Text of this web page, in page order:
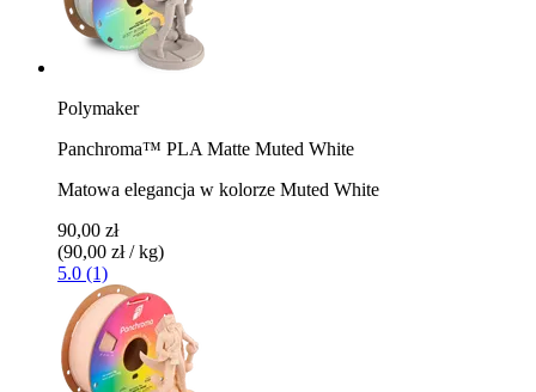
Polymaker
Panchroma™ PLA Matte Muted White
Matowa elegancja w kolorze Muted White
90,00 zł
(90,00 zł / kg)
5.0 (1)